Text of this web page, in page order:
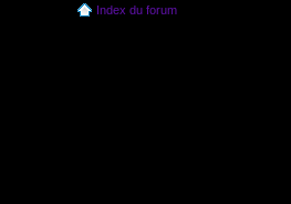
Index du forum